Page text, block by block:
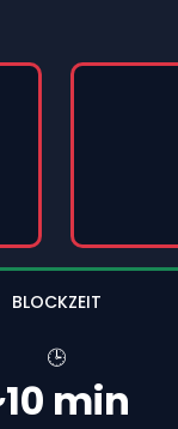
BLOCKZEIT
🕒
min